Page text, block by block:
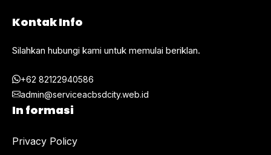
Kontak Info
Silahkan hubungi kami untuk memulai beriklan.
+62 82122940586
admin@serviceacbsdcity.web.id
In formasi
Privacy Policy